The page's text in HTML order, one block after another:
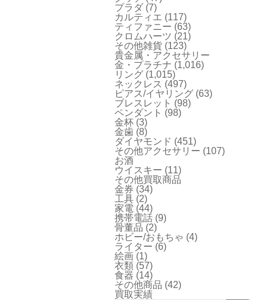
プラダ (7)
カルティエ (117)
ティファニー (63)
クロムハーツ (21)
その他雑貨 (123)
貴金属・アクセサリー
金・プラチナ (1,016)
リング (1,015)
ネックレス (497)
ピアス/イヤリング (63)
ブレスレット (98)
ペンダント (98)
金杯 (3)
金歯 (8)
ダイヤモンド (451)
その他アクセサリー (107)
お酒
ウイスキー (11)
その他買取商品
金券 (34)
工具 (2)
家電 (44)
携帯電話 (9)
骨董品 (2)
ホビー/おもちゃ (4)
ライター (6)
絵画 (1)
衣類 (57)
食器 (14)
その他商品 (42)
買取実績